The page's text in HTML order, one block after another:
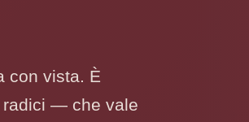
con vista. È
radici — che vale